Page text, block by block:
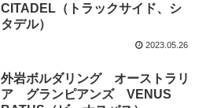
CITADEL（トラックサイド、シ
タデル）
2023.05.26
外岩ボルダリング オーストラリ
ア グランピアンズ VENUS